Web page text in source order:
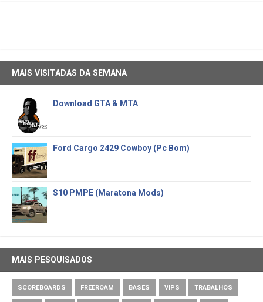
MAIS VISITADAS DA SEMANA
Download GTA & MTA
Ford Cargo 2429 Cowboy (Pc Bom)
S10 PMPE (Maratona Mods)
MAIS PESQUISADOS
SCOREBOARDS FREEROAM BASES VIPS TRABALHOS